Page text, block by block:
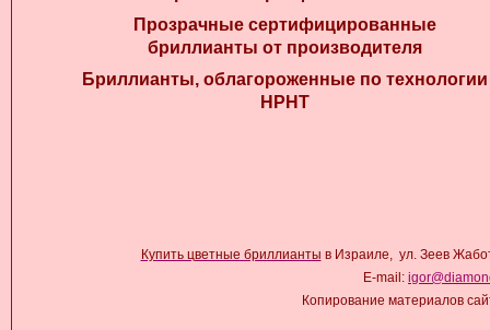
Прозрачные сертифицированные
бриллианты от производителя
Бриллианты, облагороженные по технологии
HPHT
Купить цветные бриллианты в Израиле, ул. Зеев
E-mail:
Копирование материалов